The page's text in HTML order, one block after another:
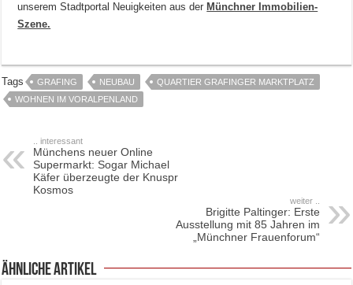
unserem Stadtportal Neuigkeiten aus der Münchner Immobilien-
Szene.
Tags GRAFING NEUBAU
QUARTIER GRAFINGER MARKTPLATZ
WOHNEN IM VORALPENLAND
.. interessant
Münchens neuer Online
Supermarkt: Sogar Michael
Käfer überzeugte der Knuspr
Kosmos
weiter ..
Brigitte Paltinger: Erste
Ausstellung mit 85 Jahren im
„Münchner Frauenforum“
ähnliche Artikel